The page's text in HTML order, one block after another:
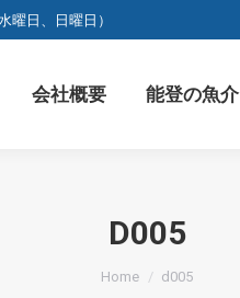
曜日、日曜日）
会社概要 能登の魚介
D005
You are here:
Home d005